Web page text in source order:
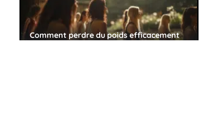
Comment perdre du poids efficacement
en limitant les graisses